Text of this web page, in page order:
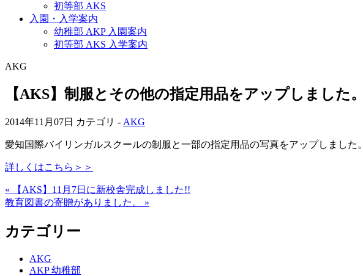
初等部 AKS
入園・入学案内
幼稚部 AKP 入園案内
初等部 AKS 入学案内
AKG
【AKS】制服とその他の指定用品をアップしました。
2014年11月07日 カテゴリ - AKG
愛知国際バイリンガルスクールの制服と一部の指定用品の写真をアップしました。
詳しくはこちら＞＞
« 【AKS】11月7日に新校舎完成しました!!
教育図書の寄贈がありました。 »
カテゴリー
AKG
AKP 幼稚部